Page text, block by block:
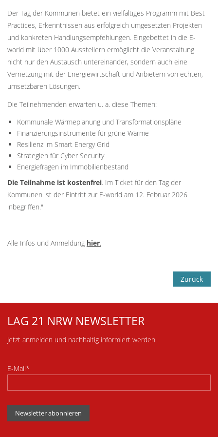
Der Tag der Kommunen bietet ein vielfältiges Programm mit Best
Practices, Erkenntnissen aus erfolgreich umgesetzten Projekten
und konkreten Handlungsempfehlungen. Eingebettet in die E-
world mit über 1000 Ausstellern ermöglicht die Veranstaltung
nicht nur den Austausch untereinander, sondern auch eine
Vernetzung mit der Energiewirtschaft und Anbietern von echten,
umsetzbaren Lösungen.
Die Teilnehmenden erwarten u. a. diese Themen:
Kommunale Wärmeplanung und Transformationspläne
Finanzierungsinstrumente für grüne Wärme
Resilienz im Smart Energy Grid
Strategien für Cyber Security
Energiefragen im Immobilienbestand
Die Teilnahme ist kostenfrei. Im Ticket für den Tag der
Kommunen ist der Eintritt zur E-world am 12. Februar 2026
inbegriffen."
Alle Infos und Anmeldung hier.
Zurück
LAG 21 NRW NEWSLETTER
Jetzt anmelden und nachhaltig informiert werden.
E-Mail*
Newsletter abonnieren